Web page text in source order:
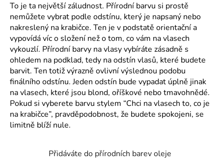
To je ta největší záludnost. Přírodní barvu si prostě
nemůžete vybrat podle odstínu, který je napsaný nebo
nakreslený na krabičce. Ten je v podstatě orientační a
vypovídá víc o složení než o tom, co vám na vlasech
vykouzlí. Přírodní barvy na vlasy vybíráte zásadně s
ohledem na podklad, tedy na odstín vlasů, které budete
barvit. Ten totiž výrazně ovlivní výslednou podobu
finálního odstínu. Jeden odstín bude vypadat úplně jinak
na vlasech, které jsou blond, oříškové nebo tmavohnědé.
Pokud si vyberete barvu stylem “Chci na vlasech to, co je
na krabičce”, pravděpodobnost, že budete spokojeni, se
limitně blíží nule.
Přidáváte do přírodních barev oleje
HLEDAT
D
o
p
o
r